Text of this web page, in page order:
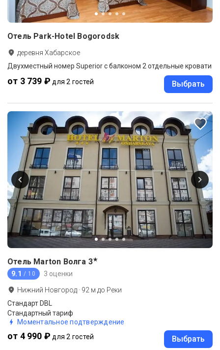
Отель Park-Hotel Bogorodsk
деревня Хабарское
Двухместный номер Superior с балконом 2 отдельные кровати
от 3 739 ₽ для 2 гостей Выбрать
Отель Marton Волга 3★
9.1 / 10 3 оценки
Нижний Новгород · 92 м до Реки
Стандарт DBL
Стандартный тариф
Моментальное подтверждение
от 4 990 ₽ для 2 гостей Выбрать